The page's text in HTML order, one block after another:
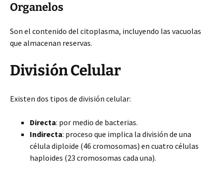
Organelos
Son el contenido del citoplasma, incluyendo las vacuolas
que almacenan reservas.
División Celular
Existen dos tipos de división celular:
Directa: por medio de bacterias.
Indirecta: proceso que implica la división de una
célula diploide (46 cromosomas) en cuatro células
haploides (23 cromosomas cada una).